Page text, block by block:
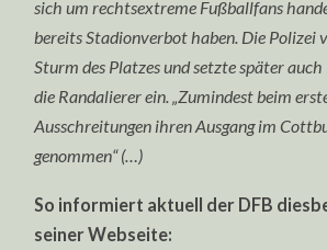
sich um rechtsextreme Fußballfans
bereits Stadionverbot haben. Die Polizei
Sturm des Platzes und setzte später
die Randalierer ein. „Zumindest beim
Ausschreitungen ihren Ausgang im
genommen“ (…)
So informiert aktuell der DFB
seiner Webseite: